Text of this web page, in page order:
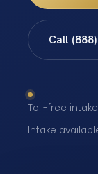
Call
Toll-free
Intake